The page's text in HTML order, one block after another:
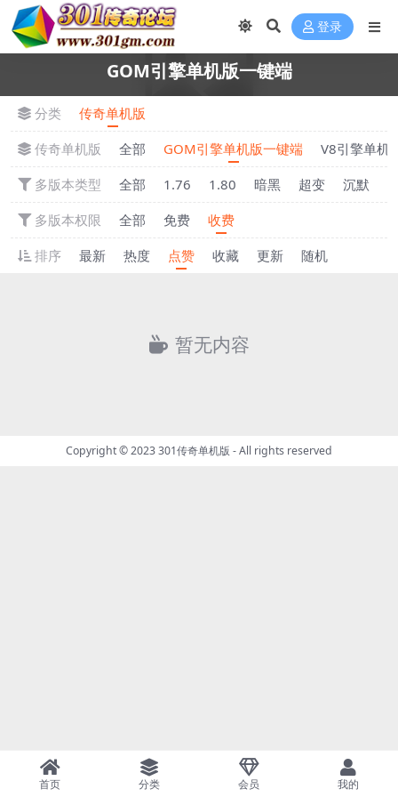
登录
GOM引擎单机版一键端
分类
传奇单机版
传奇单机版
全部 GOM引擎单机版一键端
V8引擎单机
多版本类型
全部 1.76 1.80 暗黑 超变 沉默
多版本权限
全部 免费
收费
排序
最新 热度 点赞 收藏 更新 随机
暂无内容
Copyright © 2023301传奇单机版 - All rights reserved
首页 分类 会员 我的